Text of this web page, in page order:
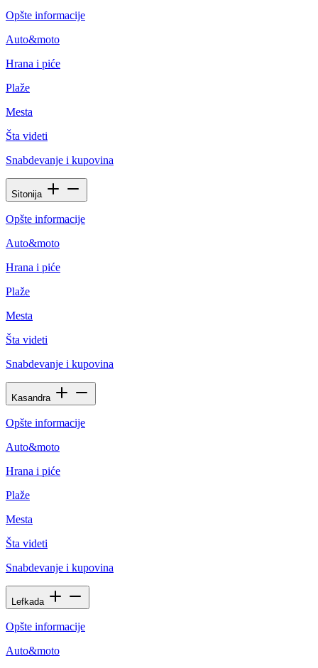
Opšte informacije
Auto&moto
Hrana i piće
Plaže
Mesta
Šta videti
Snabdevanje i kupovina
Sitonija
Opšte informacije
Auto&moto
Hrana i piće
Plaže
Mesta
Šta videti
Snabdevanje i kupovina
Kasandra
Opšte informacije
Auto&moto
Hrana i piće
Plaže
Mesta
Šta videti
Snabdevanje i kupovina
Lefkada
Opšte informacije
Auto&moto